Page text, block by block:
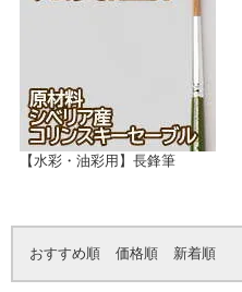
【水彩・油彩用】長鋒筆
おすすめ順 価格順 新着順